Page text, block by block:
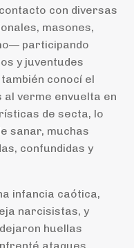
con diversas
masones,
participando
y juventudes
conocí el
verme envuelta en
de secta, lo
sanar, muchas
confundidas y
infancia caótica,
narcisistas, y
huellas
ataques